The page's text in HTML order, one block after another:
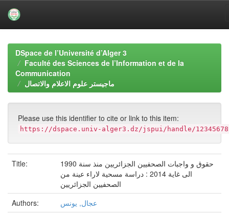
navigationDSpace de l’Université d’Alger 3
Faculté des Sciences de l’Information et de la
Communication
ماجيستر علوم الاعلام والاتصال
Please use this identifier to cite or link to this item:
https://dspace.univ-alger3.dz/jspui/handle/
Title:
حقوق و واجبات الصحفيين الجزائريين منذ سنة 1990
الى غاية 2014 : دراسة مسحية لاراء عينة من
الصحفيين الجزائريين
Authors:
عجال, يونس